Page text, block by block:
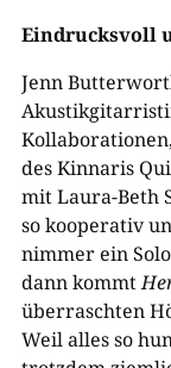
Eindrucksvoll
Jenn
des Kinnaris
mit Laura-Beth
so kooperativ
nimmer ein
dann kommt
überraschten
Weil alles so